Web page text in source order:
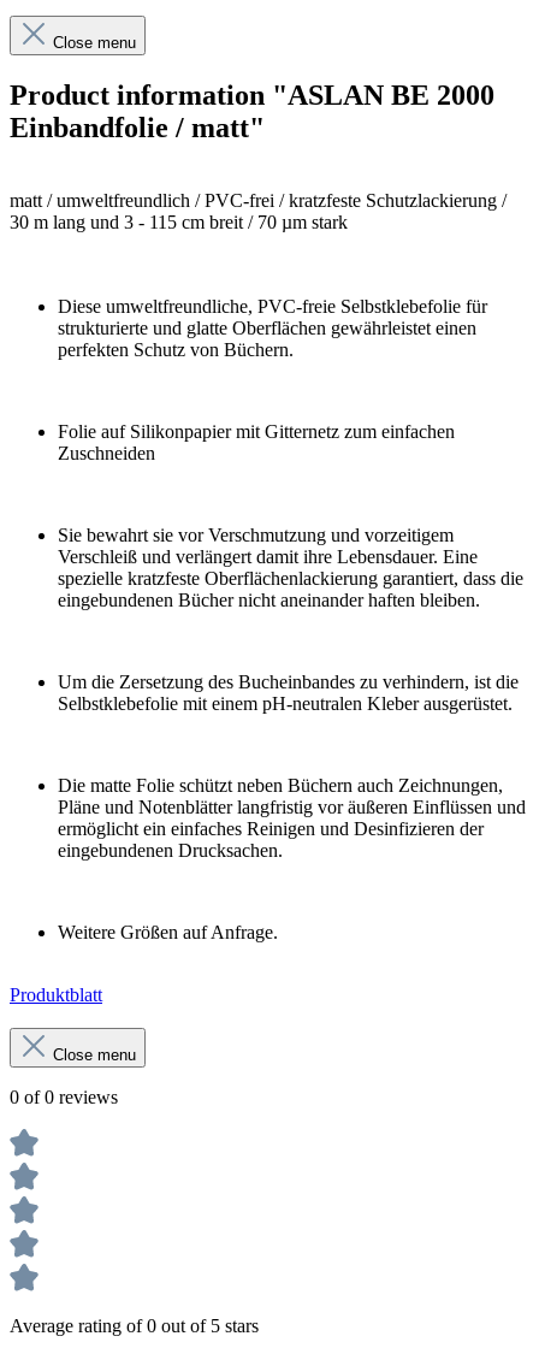
Close menu
Product information "ASLAN BE 2000
Einbandfolie / matt"
matt / umweltfreundlich / PVC-frei / kratzfeste Schutzlackierung /
30 m lang und 3 - 115 cm breit / 70 µm stark
Diese umweltfreundliche, PVC-freie Selbstklebefolie für
strukturierte und glatte Oberflächen gewährleistet einen
perfekten Schutz von Büchern.
Folie auf Silikonpapier mit Gitternetz zum einfachen
Zuschneiden
Sie bewahrt sie vor Verschmutzung und vorzeitigem
Verschleiß und verlängert damit ihre Lebensdauer. Eine
spezielle kratzfeste Oberflächenlackierung garantiert, dass die
eingebundenen Bücher nicht aneinander haften bleiben.
Um die Zersetzung des Bucheinbandes zu verhindern, ist die
Selbstklebefolie mit einem pH-neutralen Kleber ausgerüstet.
Die matte Folie schützt neben Büchern auch Zeichnungen,
Pläne und Notenblätter langfristig vor äußeren Einflüssen und
ermöglicht ein einfaches Reinigen und Desinfizieren der
eingebundenen Drucksachen.
Weitere Größen auf Anfrage.
Produktblatt
Close menu
0 of 0 reviews
Average rating of 0 out of 5 stars